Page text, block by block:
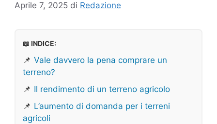
Aprile 7, 2025 di Redazione
📖 INDICE:
📌 Vale davvero la pena comprare un
terreno?
📌 Il rendimento di un terreno agricolo
📌 L’aumento di domanda per i terreni
agricoli